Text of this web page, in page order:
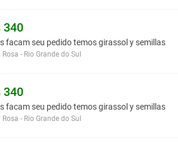
340
facam seu pedido temos girassol y semillas
- Rio Grande do Sul
340
facam seu pedido temos girassol y semillas
- Rio Grande do Sul